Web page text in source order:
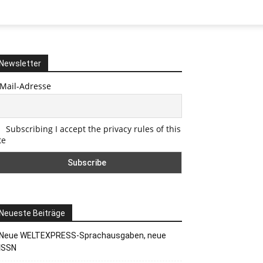
Newsletter
Adresse
Subscribing I accept the privacy rules of this
Neueste Beiträge
Neue WELTEXPRESS-Sprachausgaben, neue
ISSN